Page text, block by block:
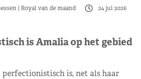
Royal van de maand
24 jul 2026
is Amalia op het gebied
is, net als haar